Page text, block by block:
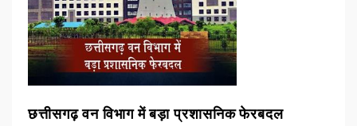
छत्तीसगढ़ वन विभाग में बड़ा प्रशासनिक फेरबदल